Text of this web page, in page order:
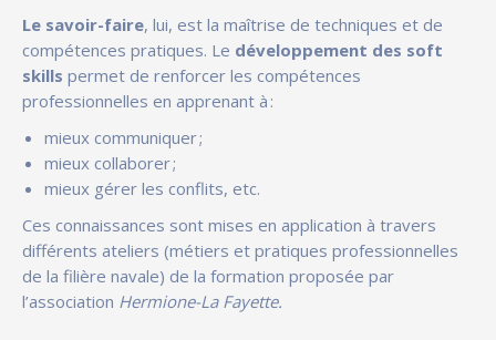
Le savoir-faire, lui, est la maîtrise de techniques et de
compétences pratiques. Le développement des soft
skills permet de renforcer les compétences
professionnelles en apprenant à :
mieux communiquer ;
mieux collaborer ;
mieux gérer les conflits, etc.
Ces connaissances sont mises en application à travers
différents ateliers (métiers et pratiques professionnelles
de la filière navale) de la formation proposée par
l’association Hermione-La Fayette.